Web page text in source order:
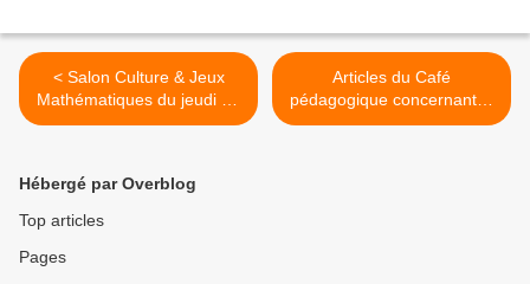
< Salon Culture & Jeux
Mathématiques du jeudi 26
mai au dimanche 29 mai
Articles du Café
pédagogique concernant le
harcèlement (10/05/2016) >
Hébergé par Overblog
Top articles
Pages